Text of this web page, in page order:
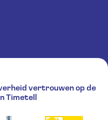
vertrouwen op de
Timetell